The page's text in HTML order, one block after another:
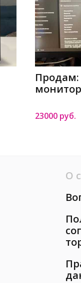
Продам:
23000 руб.
О